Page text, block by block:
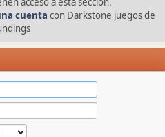
cuenta con Darkstone juegos de